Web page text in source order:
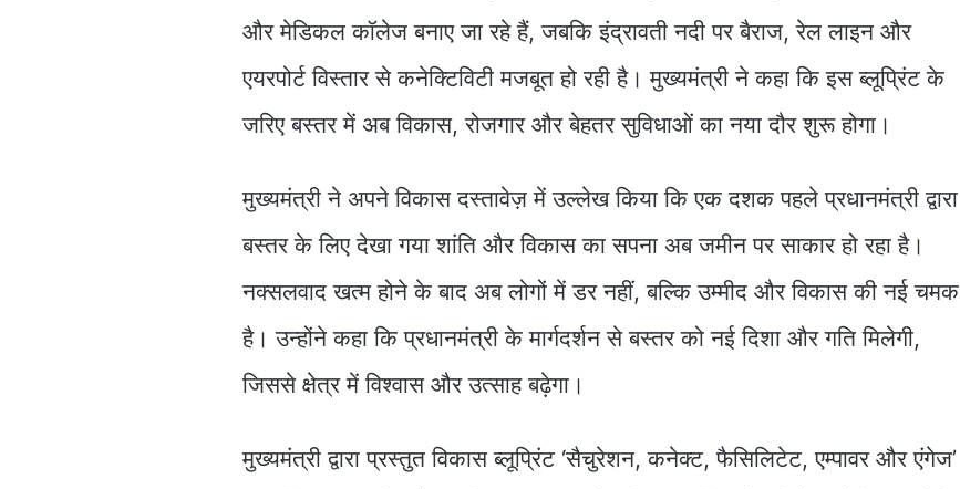
और मेडिकल कॉलेज बनाए जा रहे हैं, जबकि इंद्रावती नदी पर बैराज, रेल लाइन और
एयरपोर्ट विस्तार से कनेक्टिविटी मजबूत हो रही है। मुख्यमंत्री ने कहा कि इस ब्लूप्रिंट के
जरिए बस्तर में अब विकास, रोजगार और बेहतर सुविधाओं का नया दौर शुरू होगा।
मुख्यमंत्री ने अपने विकास दस्तावेज़ में उल्लेख किया कि एक दशक पहले प्रधानमंत्री द्वारा
बस्तर के लिए देखा गया शांति और विकास का सपना अब जमीन पर साकार हो रहा है।
नक्सलवाद खत्म होने के बाद अब लोगों में डर नहीं, बल्कि उम्मीद और विकास की नई चमक
है। उन्होंने कहा कि प्रधानमंत्री के मार्गदर्शन से बस्तर को नई दिशा और गति मिलेगी,
जिससे क्षेत्र में विश्वास और उत्साह बढ़ेगा।
मुख्यमंत्री द्वारा प्रस्तुत विकास ब्लूप्रिंट ‘सैचुरेशन, कनेक्ट, फैसिलिटेट, एम्पावर और एंगेज’